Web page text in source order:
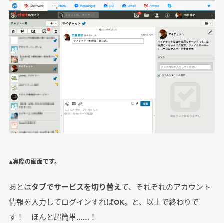
▲実際の画面です。
あとはタブでサービスを切り替えて、それぞれのアカウント
情報を入力してログインすればOK。と、以上で終わりで
す！ ほんと超簡単……！